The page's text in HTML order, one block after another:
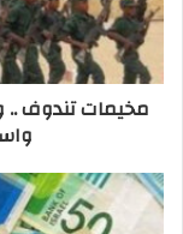
مخيمات تندوف ..